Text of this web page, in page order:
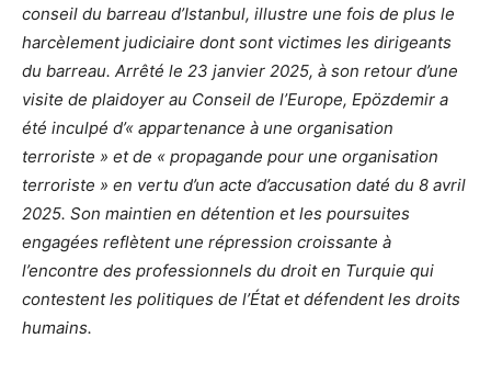
conseil du barreau d’Istanbul, illustre une fois de plus le
harcèlement judiciaire dont sont victimes les dirigeants
du barreau. Arrêté le 23 janvier 2025, à son retour d’une
visite de plaidoyer au Conseil de l’Europe, Epözdemir a
été inculpé d’« appartenance à une organisation
terroriste » et de « propagande pour une organisation
terroriste » en vertu d’un acte d’accusation daté du 8 avril
2025. Son maintien en détention et les poursuites
engagées reflètent une répression croissante à
l’encontre des professionnels du droit en Turquie qui
contestent les politiques de l’État et défendent les droits
humains.